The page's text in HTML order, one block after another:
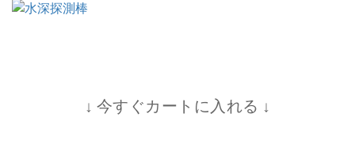
↓ 今すぐカートに入れる ↓